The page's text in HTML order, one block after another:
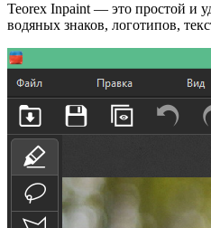
Teorex Inpaint — это простой и
водяных знаков, логотипов,